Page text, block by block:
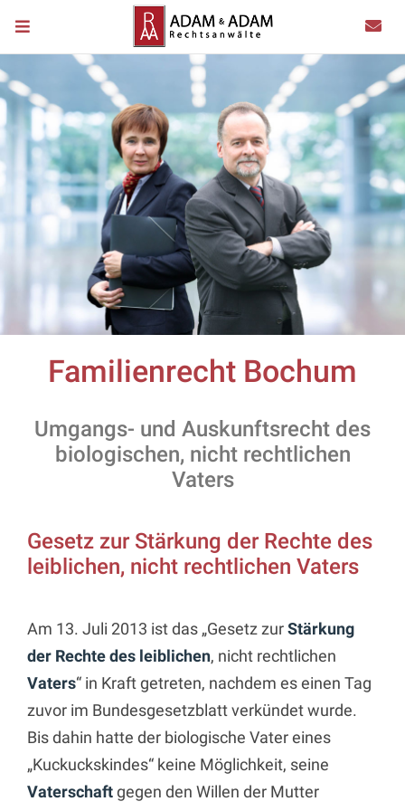
Familienrecht Bochum
Umgangs- und Auskunftsrecht des
biologischen, nicht rechtlichen
Vaters
Gesetz zur Stärkung der Rechte des
leiblichen, nicht rechtlichen Vaters
Am 13. Juli 2013 ist das „Gesetz zurStärkung
der Rechte des leiblichen, nicht rechtlichen
Vaters“ in Kraft getreten, nachdem es einen Tag
zuvor im Bundesgesetzblatt verkündet wurde.
Bis dahin hatte der biologische Vater eines
„Kuckuckskindes“ keine Möglichkeit, seine
Vaterschaftgegen den Willen der Mutter